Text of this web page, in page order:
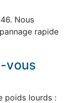
Nous
rapide
vous
poids lourds :